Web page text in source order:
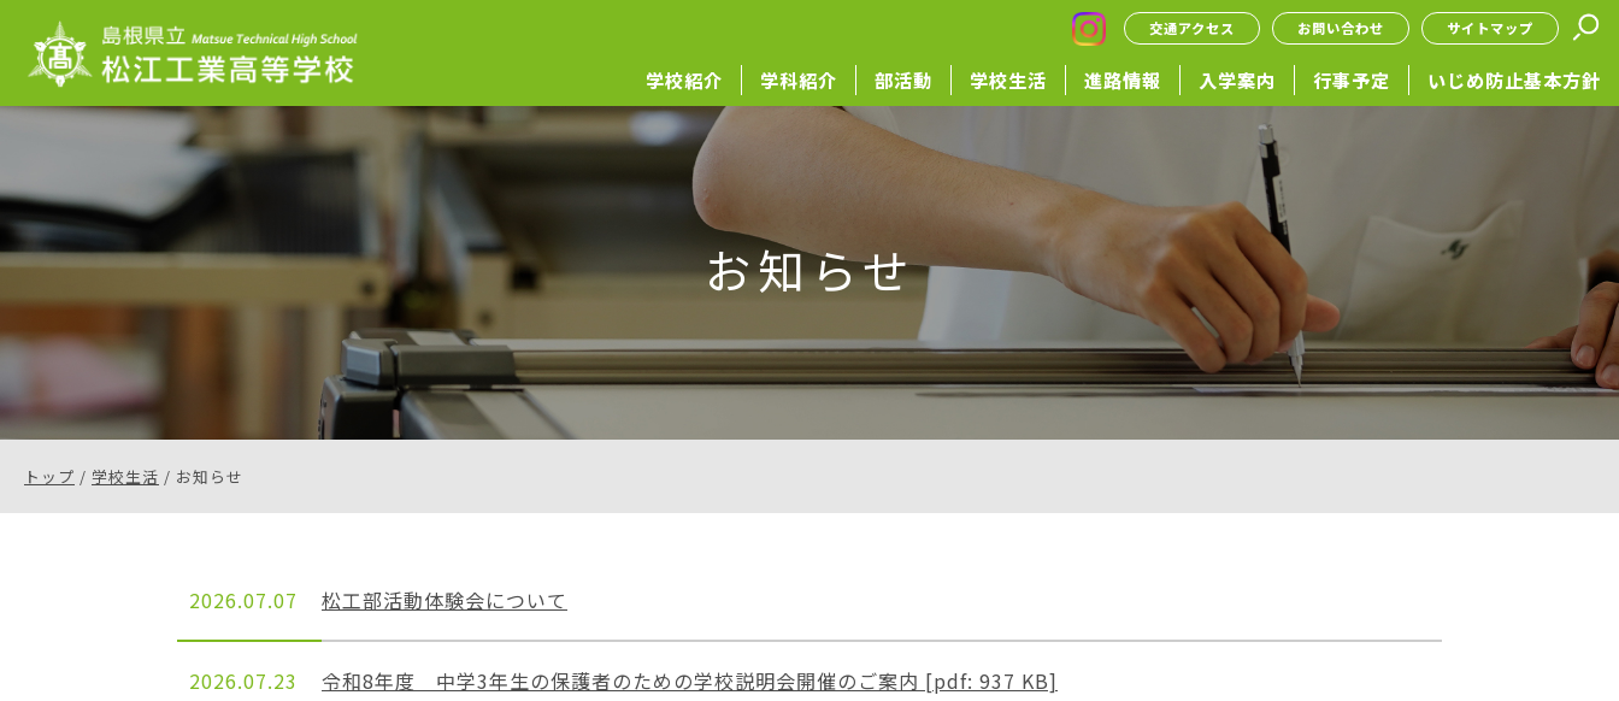
このページの本文へ 交通アクセス お問い合わせ サイトマップ
学校紹介 学科紹介 部活動 学校生活 進路情報 入学案内 行事予定 いじめ防止基本方針
お知らせ
現
トップ / 学校生活 / お知らせ
2026.07.07 松工部活動体験会について
2026.07.23 令和8年度 中学3年生の保護者のための学校説明会開催のご案内 [pdf: 937 KB]